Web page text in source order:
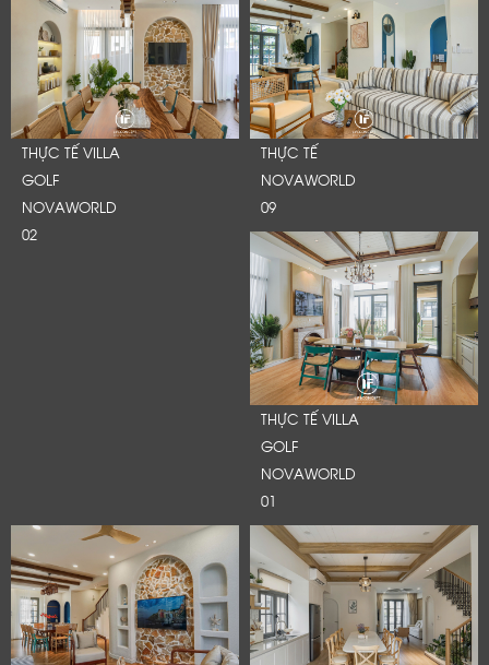
THỰC TẾ VILLA
GOLF
NOVAWORLD
02
THỰC TẾ
NOVAWORLD
09
THỰC TẾ VILLA
GOLF
NOVAWORLD
01